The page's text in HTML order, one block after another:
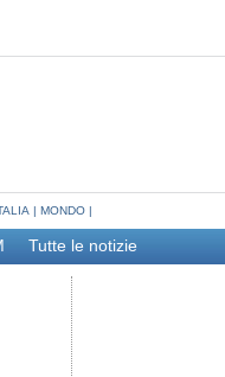
| MONDO |
Tutte le notizie